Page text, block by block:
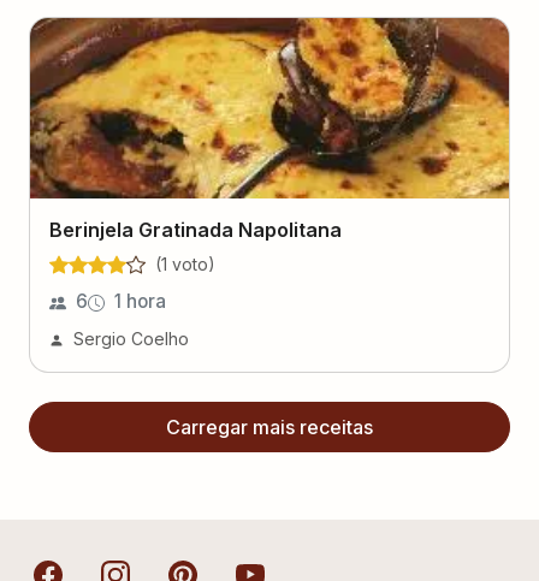
Berinjela Gratinada Napolitana
(1 voto)
6 1 hora
Sergio Coelho
Carregar mais receitas